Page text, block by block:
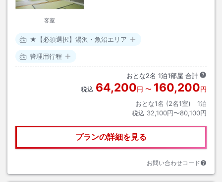
客室
★【必須選択】湯沢・魚沼エリア
管理用行程
おとな2名 1泊1部屋 合計
税込 64,200円 〜 160,200円
おとな1名 (2名1室)｜ 1泊
税込 32,100円〜80,100円
プランの詳細を見る
お問い合わせコード